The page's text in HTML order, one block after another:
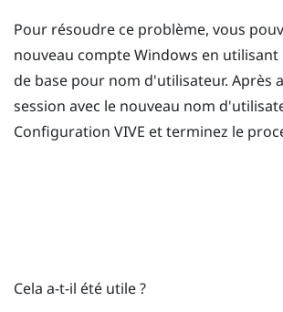
Pour résoudre ce problème, vous
nouveau compteWindows en utilisant
de base pour nom d'utilisateur. Après
session avec le nouveau nom
Configuration VIVE et terminez le
Cela a-t-il été utile ?